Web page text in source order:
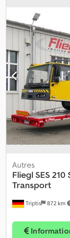
Essieu Krone
réserve d'erreurs,
Uabvjdkorf
Triptis 872 km
Autres
Fliegl SES
Transport